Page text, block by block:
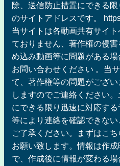
除、送信防止措置にできる
のサイトアドレスです。
当サイトは各動画共有サイ
ておりません、著作権の侵
め込み動画等に問題がある
お問い合わせください 。当
て、著作権等の問題がござ
しますのでご連絡ください
にできる限り迅速に対応す
等により連絡を確認できない
ご了承ください。まずはこ
お願い致します。情報は作
で、作成後に情報が変わる